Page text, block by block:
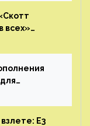
всех»
E3